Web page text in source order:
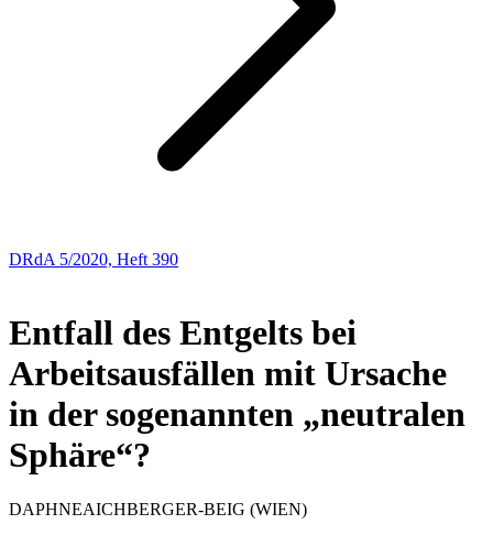
DRdA 5/2020, Heft 390
Entfall des Entgelts bei
Arbeitsausfällen mit Ursache
in der sogenannten „neutralen
Sphäre“?
DAPHNEAICHBERGER-BEIG (WIEN)